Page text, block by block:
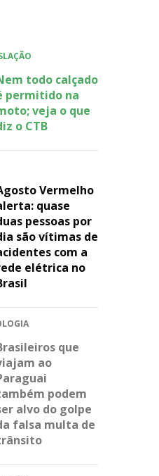
todo calçado
permitido na
veja o que
o CTB
Vermelho
quase
pessoas por
são vítimas de
com a
elétrica no
que
ao
podem
alvo do golpe
falsa multa de